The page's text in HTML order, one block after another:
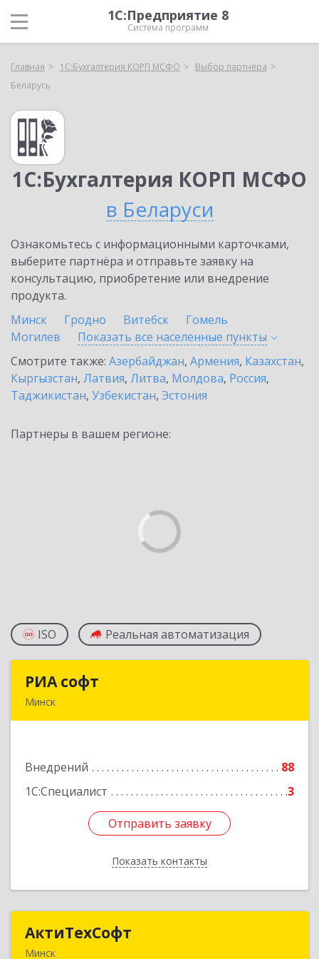
1С:Предприятие 8
Система программ
Главная 1С:Бухгалтерия КОРП МСФО
Выбор партнёра
Беларусь
1С:Бухгалтерия КОРП МСФО
в Беларуси
Ознакомьтесь с информационными карточками,
выберите партнёра и отправьте заявку на
консультацию, приобретение или внедрение
продукта.
Минск
Гродно Витебск
Гомель
Могилев
Показать все населенные пункты
Смотрите также: Азербайджан, Армения, Казахстан,
Кыргызстан, Латвия, Литва, Молдова, Россия,
Таджикистан, Узбекистан, Эстония
Партнеры в вашем регионе:
ISO Реальная автоматизация
РИА софт
Минск
Внедрений
88
1С:Специалист
3
Отправить заявку
Показать контакты
Подробнее
Отправить заявку
Назад
АктиТехСофт
Минск